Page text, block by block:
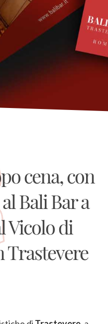
cena, con
Bali Bar a
Vicolo di
Trastevere